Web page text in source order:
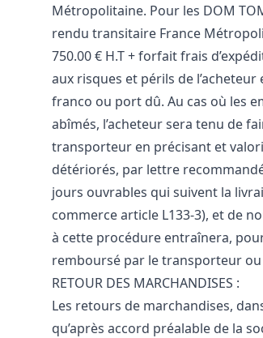
Métropolitaine. Pour les DOM
rendu transitaire France
750.00 € H.T + forfait frais
aux risques et périls de
franco ou port dû. Au cas où les
abîmés, l’acheteur sera tenu de
transporteur en précisant et
détériorés, par lettre
jours ouvrables qui suivent la
commerce article L133-3), et de
à cette procédure entraînera, pour
remboursé par le transporteur
RETOUR DES MARCHANDISES :
Les retours de marchandises,
qu’après accord préalable de la